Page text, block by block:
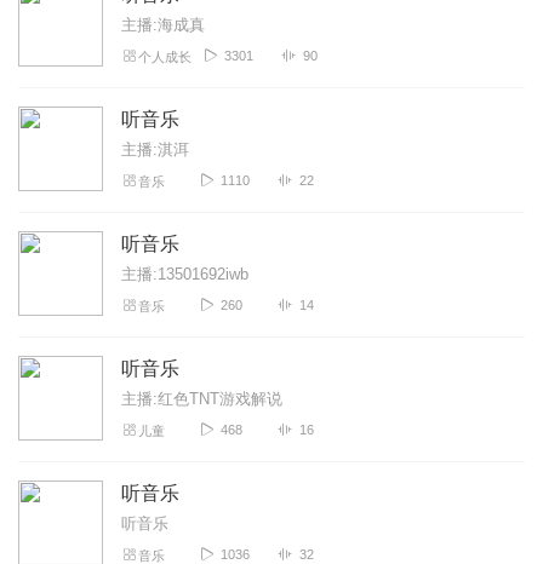
主播:海成真
个人成长 3301 90
听音乐
主播:淇洱
音乐 1110 22
听音乐
主播:13501692iwb
音乐 260 14
听音乐
主播:红色TNT游戏解说
儿童 468 16
听音乐
听音乐
音乐 1036 32